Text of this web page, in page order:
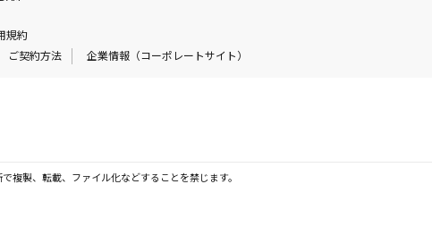
規約
ご契約方法 企業情報（コーポレートサイト）
複製、転載、ファイル化などすることを禁じます。